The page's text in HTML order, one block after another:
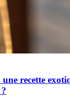
recette